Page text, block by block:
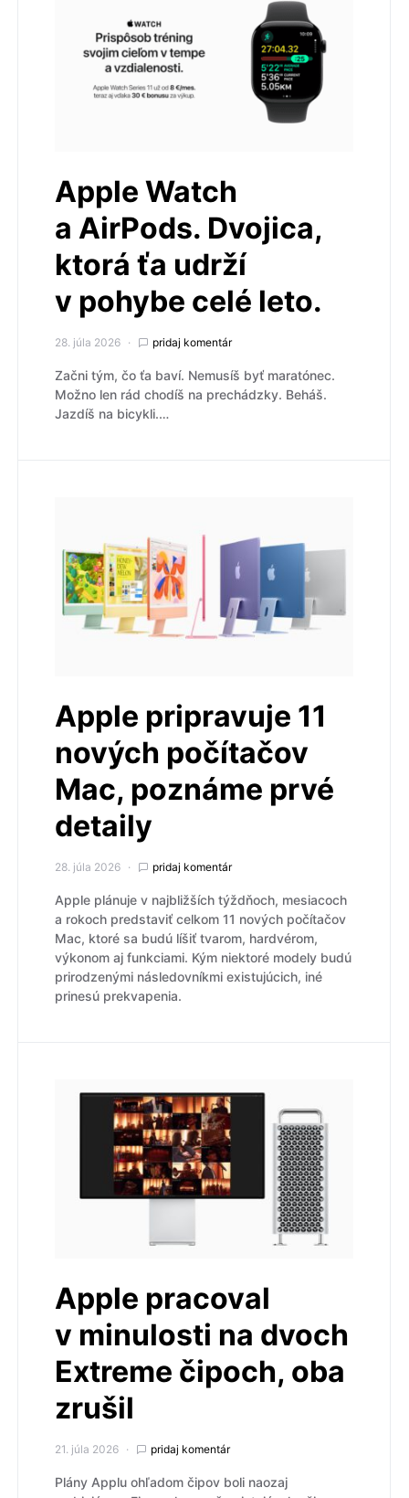
Apple Watch
a AirPods. Dvojica,
ktorá ťa udrží
v pohybe celé leto.
28. júla 2026 pridaj komentár
Začni tým, čo ťa baví. Nemusíš byť maratónec.
Možno len rád chodíš na prechádzky. Beháš.
Jazdíš na bicykli.…
Apple pripravuje 11
nových počítačov
Mac, poznáme prvé
detaily
28. júla 2026 pridaj komentár
Apple plánuje v najbližších týždňoch, mesiacoch
a rokoch predstaviť celkom 11 nových počítačov
Mac, ktoré sa budú líšiť tvarom, hardvérom,
výkonom aj funkciami. Kým niektoré modely budú
prirodzenými následovníkmi existujúcich, iné
prinesú prekvapenia.
Apple pracoval
v minulosti na dvoch
Extreme čipoch, oba
zrušil
21. júla 2026 pridaj komentár
Plány Applu ohľadom čipov boli naozaj